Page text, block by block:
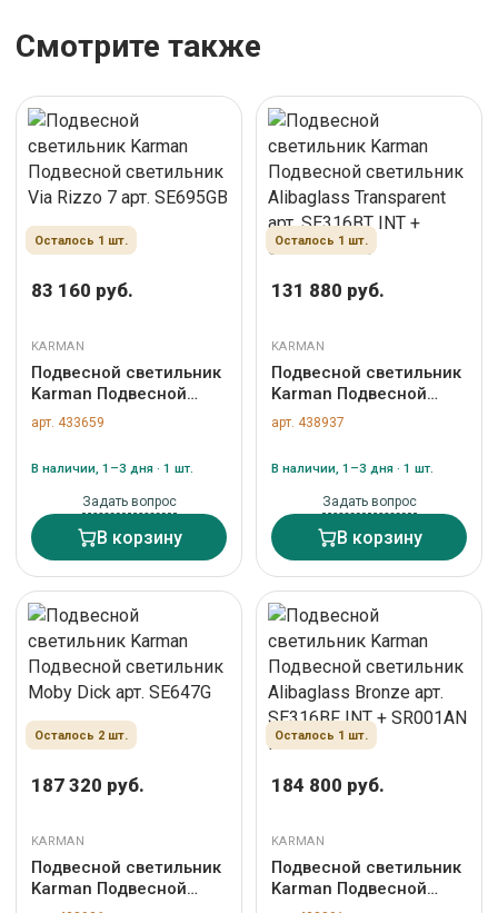
Смотрите также
Осталось 1 шт.
83 160 руб.
KARMAN
Подвесной светильник
Karman Подвесной
светильник Via Rizzo 7
арт. SE695GB
арт. 433659
В наличии, 1–3 дня · 1 шт.
Задать вопрос
В корзину
Осталось 1 шт.
131 880 руб.
KARMAN
Подвесной светильник
Karman Подвесной
светильник Alibaglass
Transparent арт.
INT
арт. 438937
В наличии, 1–3 дня · 1 шт.
Задать вопрос
В корзину
Осталось 2 шт.
187 320 руб.
KARMAN
Подвесной светильник
Karman Подвесной
Осталось 1 шт.
184 800 руб.
KARMAN
Подвесной светильник
Karman Подвесной